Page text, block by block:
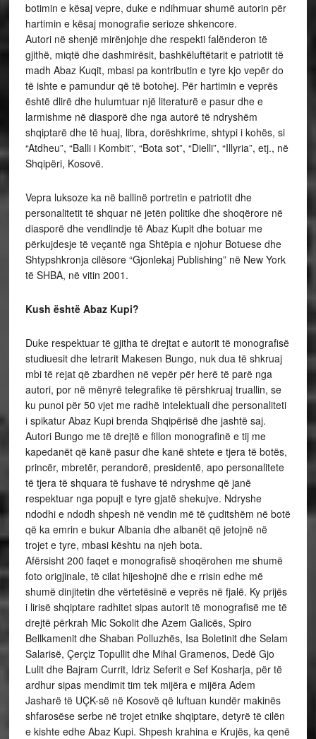
botimin e kësaj vepre, duke e ndihmuar shumë autorin për
hartimin e kësaj monografie serioze shkencore.
Autori në shenjë mirënjohje dhe respekti falënderon të
gjithë, miqtë dhe dashmirësit, bashkëluftëtarit e patriotit të
madh Abaz Kuqit, mbasi pa kontributin e tyre kjo vepër do
të ishte e pamundur që të botohej. Për hartimin e veprës
është dlirë dhe hulumtuar një literaturë e pasur dhe e
larmishme në diasporë dhe nga autorë të ndryshëm
shqiptarë dhe të huaj, libra, dorëshkrime, shtypi i kohës, si
“Atdheu”, “Balli i Kombit”, “Bota sot”, “Dielli”, “Illyria”, etj., në
Shqipëri, Kosovë.
Vepra luksoze ka në ballinë portretin e patriotit dhe
personalitetit të shquar në jetën politike dhe shoqërore në
diasporë dhe vendlindje të Abaz Kupit dhe botuar me
përkujdesje të veçantë nga Shtëpia e njohur Botuese dhe
Shtypshkronja cilësore “Gjonlekaj Publishing” në New York
të SHBA, në vitin 2001.
Kush është Abaz Kupi?
Duke respektuar të gjitha të drejtat e autorit të monografisë
studiuesit dhe letrarit Makesen Bungo, nuk dua të shkruaj
mbi të rejat që zbardhen në vepër për herë të parë nga
autori, por në mënyrë telegrafike të përshkruaj truallin, se
ku punoi për 50 vjet me radhë intelektuali dhe personaliteti
i spikatur Abaz Kupi brenda Shqipërisë dhe jashtë saj.
Autori Bungo me të drejtë e fillon monografinë e tij me
kapedanët që kanë pasur dhe kanë shtete e tjera të botës,
princër, mbretër, perandorë, presidentë, apo personalitete
të tjera të shquara të fushave të ndryshme që janë
respektuar nga popujt e tyre gjatë shekujve. Ndryshe
ndodhi e ndodh shpesh në vendin më të çuditshëm në botë
që ka emrin e bukur Albania dhe albanët që jetojnë në
trojet e tyre, mbasi kështu na njeh bota.
Afërsisht 200 faqet e monografisë shoqërohen me shumë
foto origjinale, të cilat hijeshojnë dhe e rrisin edhe më
shumë dinjitetin dhe vërtetësinë e veprës në fjalë. Ky prijës
i lirisë shqiptare radhitet sipas autorit të monografisë me të
drejtë përkrah Mic Sokolit dhe Azem Galicës, Spiro
Bellkamenit dhe Shaban Polluzhës, Isa Boletinit dhe Selam
Salarisë, Çerçiz Topullit dhe Mihal Gramenos, Dedë Gjo
Lulit dhe Bajram Currit, Idriz Seferit e Sef Kosharja, për të
ardhur sipas mendimit tim tek mijëra e mijëra Adem
Jasharë të UÇK-së në Kosovë që luftuan kundër makinës
shfarosëse serbe në trojet etnike shqiptare, detyrë të cilën
e kishte edhe Abaz Kupi. Shpesh krahina e Krujës, ka qenë